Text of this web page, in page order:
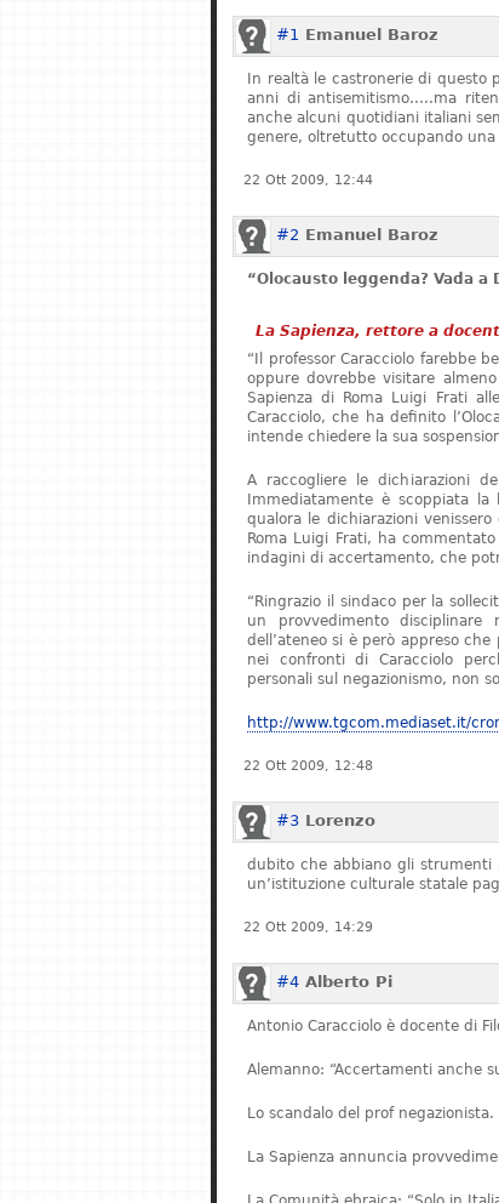
#1 Emanuel Baroz
In realtà le castronerie di questo
anni di antisemitismo…..ma
anche alcuni quotidiani italiani
genere, oltretutto occupando
22 Ott 2009, 12:44
#2 Emanuel Baroz
“Olocausto leggenda? Vada a
La Sapienza, rettore a
“Il professor Caracciolo farebbe
oppure dovrebbe visitare
Sapienza di Roma Luigi Frati
Caracciolo, che ha definito
intende chiedere la sua
A raccogliere le dichiarazioni
Immediatamente è scoppiata
qualora le dichiarazioni
Roma Luigi Frati, ha
indagini di accertamento, che
“Ringrazio il sindaco per la
un provvedimento
dell’ateneo si è però appreso
nei confronti di Caracciolo
personali sul negazionismo, non
http://www.tgcom.mediaset.it/
22 Ott 2009, 12:48
#3 Lorenzo
dubito che abbiano gli strumenti
un’istituzione culturale statale
22 Ott 2009, 14:29
#4 Alberto Pi
Antonio Caracciolo è docente di
Alemanno: “Accertamenti anche
Lo scandalo del prof
La Sapienza annuncia